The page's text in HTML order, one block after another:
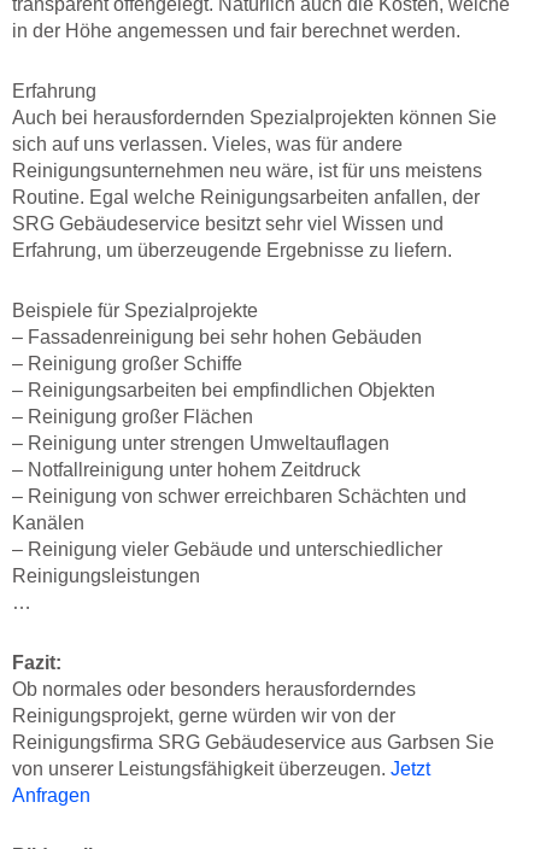
transparent offengelegt. Natürlich auch die Kosten, welche
in der Höhe angemessen und fair berechnet werden.
Erfahrung
Auch bei herausfordernden Spezialprojekten können Sie
sich auf uns verlassen. Vieles, was für andere
Reinigungsunternehmen neu wäre, ist für uns meistens
Routine. Egal welche Reinigungsarbeiten anfallen, der
SRG Gebäudeservice besitzt sehr viel Wissen und
Erfahrung, um überzeugende Ergebnisse zu liefern.
Beispiele für Spezialprojekte
– Fassadenreinigung bei sehr hohen Gebäuden
– Reinigung großer Schiffe
– Reinigungsarbeiten bei empfindlichen Objekten
– Reinigung großer Flächen
– Reinigung unter strengen Umweltauflagen
– Notfallreinigung unter hohem Zeitdruck
– Reinigung von schwer erreichbaren Schächten und
Kanälen
– Reinigung vieler Gebäude und unterschiedlicher
Reinigungsleistungen
…
Fazit:
Ob normales oder besonders herausforderndes
Reinigungsprojekt, gerne würden wir von der
Reinigungsfirma SRG Gebäudeservice aus Garbsen Sie
von unserer Leistungsfähigkeit überzeugen. Jetzt
Anfragen